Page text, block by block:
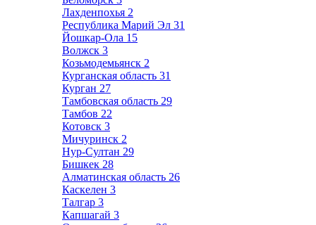
Лахденпохья 2
Республика Марий Эл 31
Йошкар-Ола 15
Волжск 3
Козьмодемьянск 2
Курганская область 31
Курган 27
Тамбовская область 29
Тамбов 22
Котовск 3
Мичуринск 2
Нур-Султан 29
Бишкек 28
Алматинская область 26
Каскелен 3
Талгар 3
Капшагай 3